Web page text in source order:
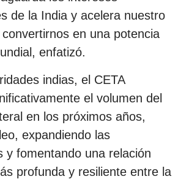
de la India y acelera nuestro
en una potencia
enfatizó.
indias, el CETA
el volumen del
en los próximos años,
expandiendo las
y fomentando una relación
profunda y resiliente entre la